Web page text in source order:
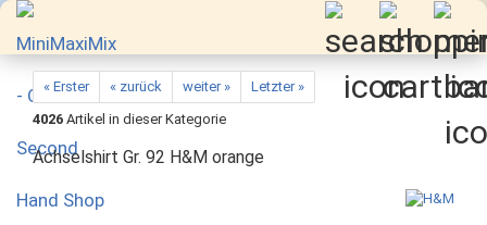
« Erster « zurück weiter »
Letzter »
4026 Artikel in dieser Kategorie
Achselshirt Gr. 92 H&M orange